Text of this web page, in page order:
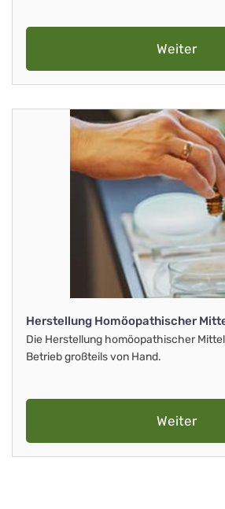
Weiter
Herstellung Homöopathischer
Die Herstellung homöopathischer
Betrieb großteils von Hand.
Weiter